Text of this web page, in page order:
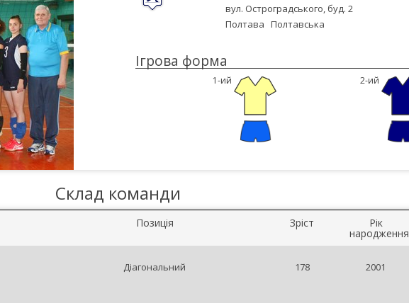
вул. Остроградського, буд. 2
Полтава Полтавська
Ігрова форма
1-ий 2-ий
Склад команди
Позиція Зріст Рік
народження
Діагональний 178 2001